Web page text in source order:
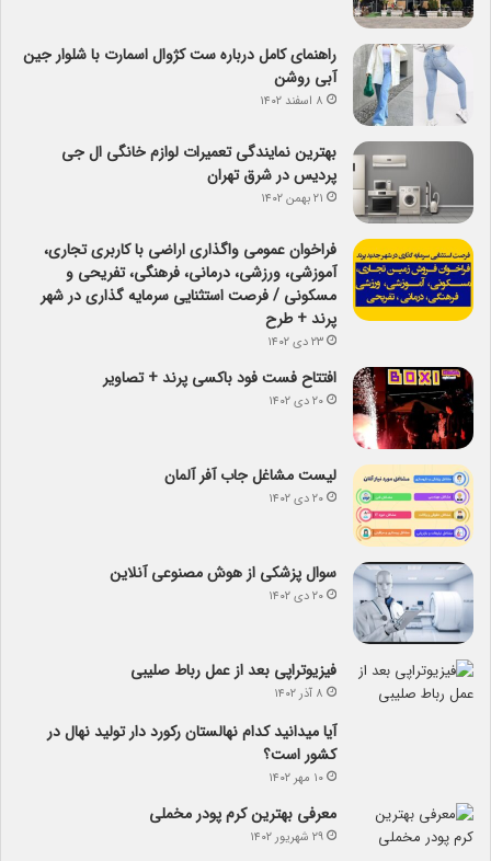
راهنمای کامل درباره ست کژوال اسمارت با شلوار جین
آبی روشن
۸ اسفند ۱۴۰۲
بهترین نمایندگی تعمیرات لوازم خانگی ال جی
پردیس در شرق تهران
۲۱ بهمن ۱۴۰۲
فراخوان عمومی واگذاری اراضی با کاربری تجاری،
آموزشی، ورزشی، درمانی، فرهنگی، تفریحی و
مسکونی / فرصت استثنایی سرمایه گذاری در شهر
پرند + طرح
۲۳ دی ۱۴۰۲
افتتاح فست فود باکسی پرند + تصاویر
۲۰ دی ۱۴۰۲
لیست مشاغل جاب آفر آلمان
۲۰ دی ۱۴۰۲
سوال پزشکی از هوش مصنوعی آنلاین
۲۰ دی ۱۴۰۲
فیزیوتراپی بعد از عمل رباط صلیبی
۸ آذر ۱۴۰۲
آیا می­دانید کدام نهالستان رکورد دار تولید نهال­ در
کشور است؟
۱۰ مهر ۱۴۰۲
معرفی بهترین کرم پودر مخملی
۲۹ شهریور ۱۴۰۲